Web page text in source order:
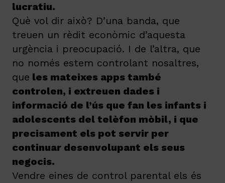
lucratiu.
Què vol dir això? D’una banda, que
treuen un rèdit econòmic d’aquesta
urgència i preocupació. I de l’altra, que
no només estem controlant nosaltres,
que les mateixes apps també
controlen, i extreuen dades i
informació de l’ús que fan les infants i
adolescents del telèfon mòbil, i que
precisament els pot servir per
continuar desenvolupant els seus
negocis.
Vendre eines de control parental els és